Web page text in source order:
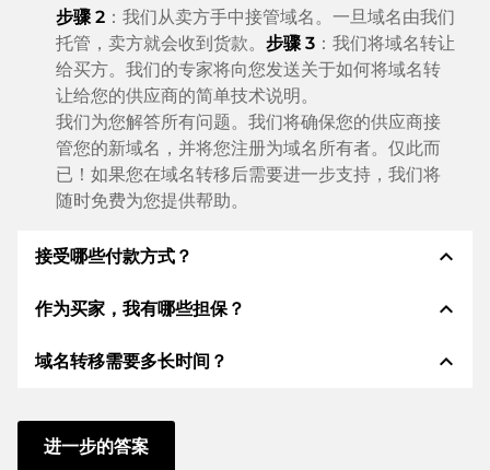
步骤 2 ：我们从卖方手中接管域名。一旦域名由我们
托管，卖方就会收到货款。 步骤 3 ：我们将域名转让
给买方。我们的专家将向您发送关于如何将域名转
让给您的供应商的简单技术说明。
我们为您解答所有问题。我们将确保您的供应商接
管您的新域名，并将您注册为域名所有者。仅此而
已！如果您在域名转移后需要进一步支持，我们将
随时免费为您提供帮助。
接受哪些付款方式？ expand_less
我们使用 SEPA 作为预付费，并使用 STRIPE 作为支
卡、PayPal、Klarna、ApplePay、GooglePay、支
ApplePay、GooglePay、支付宝或本地供应商。
作为买家，我有哪些担保？ expand_less
作为买方，我们始终向您保证以下证券。这就是我们的
托管人。
域名转移需要多长时间？ expand_less
域名转移到新的提供商是通过自动程序实时进行的。只
要您及时采取行动，并且您的供应商没有任何问题，一
进一步的答案